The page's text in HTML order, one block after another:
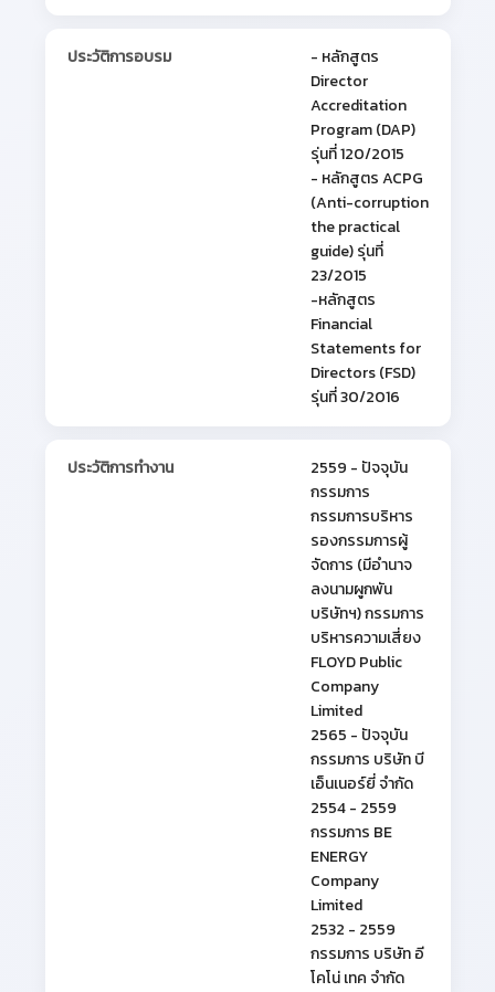
ประวัติการอบรม
- หลักสูตร
Director
Accreditation
Program (DAP)
รุ่นที่ 120/2015
- หลักสูตร ACPG
(Anti-corruption
the practical
guide) รุ่นที่
23/2015
-หลักสูตร
Financial
Statements for
Directors (FSD)
รุ่นที่ 30/2016
ประวัติการทำงาน
2559 - ปัจจุบัน
กรรมการ
กรรมการบริหาร
รองกรรมการผู้
จัดการ (มีอำนาจ
ลงนามผูกพัน
บริษัทฯ) กรรมการ
บริหารความเสี่ยง
FLOYD Public
Company
Limited
2565 - ปัจจุบัน
กรรมการ บริษัท บี
เอ็นเนอร์ยี่ จำกัด
2554 - 2559
กรรมการ BE
ENERGY
Company
Limited
2532 - 2559
กรรมการ บริษัท อี
โคโน่ เทค จำกัด